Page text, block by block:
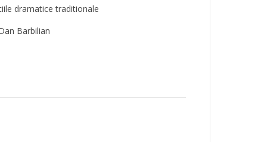
dramatice traditionale
Barbilian